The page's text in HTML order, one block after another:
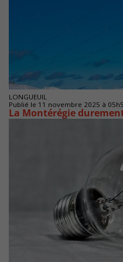
LONGUEUIL
Publié le 11 novembre 2025 à
La Montérégie